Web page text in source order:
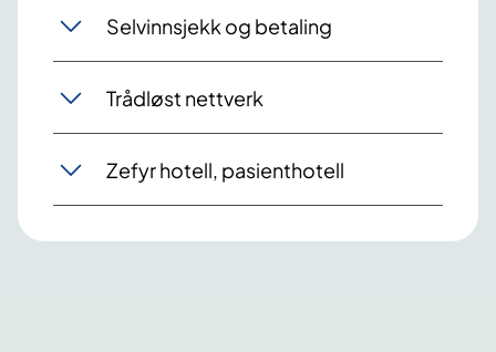
Selvinnsjekk og betaling
Trådløst nettverk
Zefyr hotell, pasienthotell